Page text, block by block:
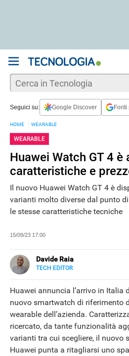
Seguici su: Google Discover Fonti
HOME WEARABLE
WEARABLE
Huawei Watch GT 4
caratteristiche e
Il nuovo Huawei Watch GT 4 è
varianti molto diverse dal punto
le stesse caratteristiche tecniche
15/09/23 17:00
Davide Raia
TECH EDITOR
editoriali italiane e si occupa
in tutte le sue forme.
Napoli e la Grecia.
Huawei annuncia l’arrivo in Italia
nuovo smartwatch di riferimento
wearable dell’azienda.
ricercato, da tante funzionalità
varianti tra cui scegliere, il nuovo
Huawei punta a ritagliarsi uno